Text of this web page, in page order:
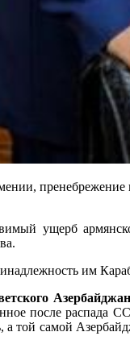
ущерб
им
после распада
той самой